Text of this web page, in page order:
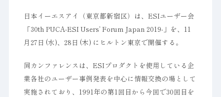
日本イーエスアイ（東京都新宿区）は、ESIユーザー会
「30th PUCA-ESI Users’ Forum Japan 2019-」を、11
月27日 (水)、28日 (木) にヒルトン東京で開催する。
同カンファレンスは、ESIプロダクトを使用している企
業各社のユーザー事例発表を中心に情報交換の場として
実施されており、1991年の第1回目から今回で30回目を